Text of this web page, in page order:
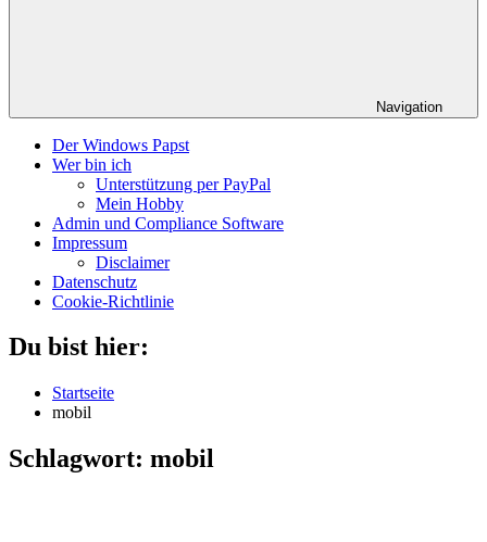
Navigation
Der Windows Papst
Wer bin ich
Unterstützung per PayPal
Mein Hobby
Admin und Compliance Software
Impressum
Disclaimer
Datenschutz
Cookie-Richtlinie
Du bist hier:
Startseite
mobil
Schlagwort: mobil